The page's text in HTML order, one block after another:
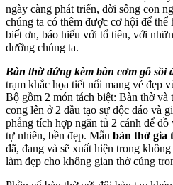
ngày càng phát triển, đời sống con
chúng ta có thêm được cơ hội để
biết ơn, báo hiếu với tổ tiên, với
dưỡng chúng ta.
Bàn thờ đứng kèm bàn cơm gỗ sồi
trạm khắc họa tiết nổi mang vẻ đẹp
Bộ gồm 2 món tách biệt: Bàn thờ và
cong lên ở 2 đầu tạo sự độc đáo và
phẳng tích hợp ngăn tủ 2 cánh để
tự nhiên, bền đẹp. Mẫu bàn thờ gia
đã, đang và sẽ xuất hiện trong
làm đẹp cho không gian thờ cúng